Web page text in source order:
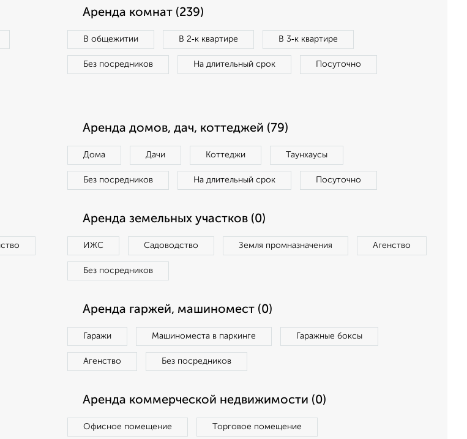
Аренда комнат (239)
В общежитии В 2‑к квартире В 3‑к квартире
Без посредников На длительный срок Посуточно
Аренда домов, дач, коттеджей (79)
Дома Дачи Коттеджи Таунхаусы
Без посредников На длительный срок Посуточно
Аренда земельных участков (0)
ИЖС Садоводство Земля промназначения Агенство
Без посредников
Аренда гаржей, машиномест (0)
Гаражи Машиноместа в паркинге Гаражные боксы
Агенство Без посредников
Аренда коммерческой недвижимости (0)
Офисное помещение Торговое помещение